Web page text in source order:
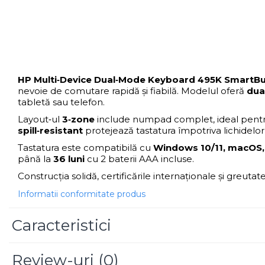
Monitoare Business
Accesorii
Cabluri & Adaptoare Audio-Video
Suporturi TV Birou
Suporturi TV Perete
Boxe Wireless & Portabile
Webcam
HP Multi‑Device Dual‑Mode Keyboard 495K
nevoie de comutare rapidă și fiabilă. Modelul oferă
tabletă sau telefon.
Layout‑ul 3‑zone include numpad complet, ideal
spill‑resistant protejează tastatura împotriva
Tastatura este compatibilă cu Windows 10/11,
până la 36 luni cu 2 baterii AAA incluse.
Construcția solidă, certificările internaționale și
Informatii conformitate produs
Caracteristici
Review-uri (0)